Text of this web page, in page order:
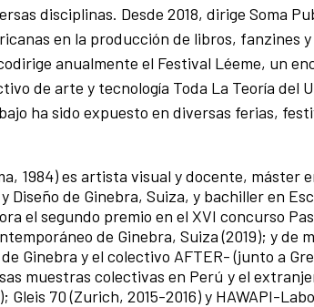
disciplinas. Desde 2018, dirige Soma
en la producción de libros, fanzines
anualmente el Festival Léeme, un
de arte y tecnología Toda La Teoría del
ha sido expuesto en diversas ferias,
1984) es artista visual y docente, máster
Diseño de Ginebra, Suiza, y bachiller en
el segundo premio en el XVI concurso
de Ginebra, Suiza (2019); y de
Ginebra y el colectivo AFTER- (junto a
muestras colectivas en Perú y el
Gleis 70 (Zurich, 2015-2016) y HAWAPI-